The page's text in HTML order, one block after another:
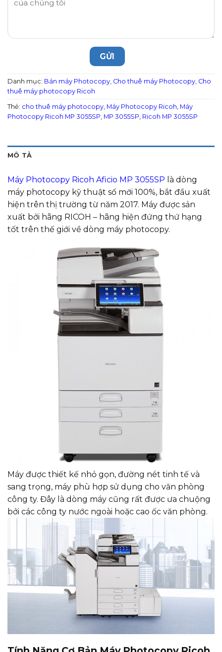
Danh mục: Bán máy Photocopy, Cho thuê máy Photocopy, Cho
thuê máy photocopy Ricoh
Thẻ: cho thuê máy photocopy, Máy Photocopy Ricoh, Máy
Photocopy Ricoh MP 3055SP, MP 3055SP, Ricoh MP 3055SP
MÔ TẢ
Máy Photocopy Ricoh Aficio MP 3055SP là dòng
máy photocopy kỹ thuật số mới 100%, bắt đầu xuất
hiện trên thị trường từ năm 2017. Máy được sản
xuất bởi hãng RICOH – hãng hiện đứng thứ hạng
tốt trên thế giới về dòng máy photocopy.
Máy được thiết kế nhỏ gọn, đường nét tinh tế và
sang trọng, máy phù hợp sử dụng cho văn phòng
công ty. Đây là dòng máy cũng rất được ưa chuộng
bởi các công ty nước ngoài hoặc cao ốc văn phòng.